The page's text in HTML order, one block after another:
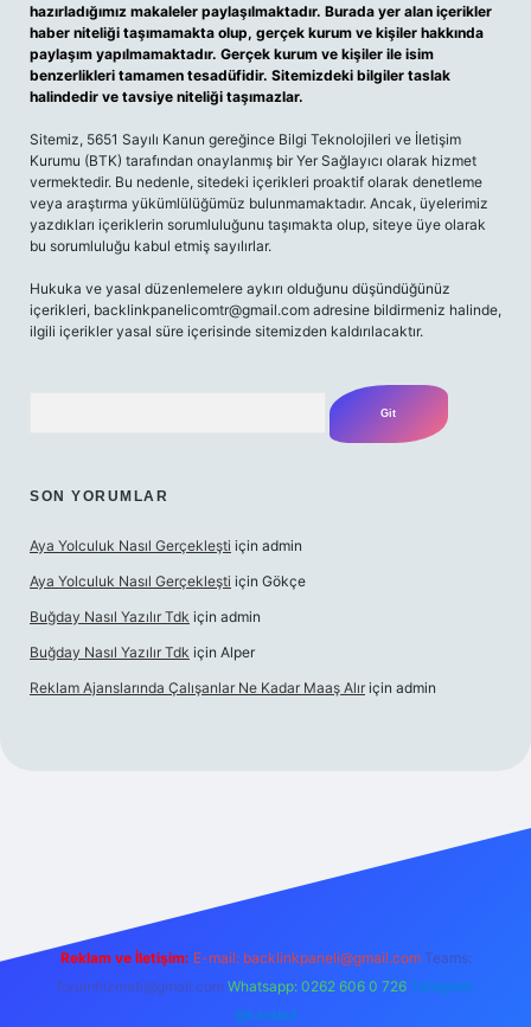
hazırladığımız makaleler paylaşılmaktadır. Burada yer alan içerikler
haber niteliği taşımamakta olup, gerçek kurum ve kişiler hakkında
paylaşım yapılmamaktadır. Gerçek kurum ve kişiler ile isim
benzerlikleri tamamen tesadüfidir. Sitemizdeki bilgiler taslak
halindedir ve tavsiye niteliği taşımazlar.
Sitemiz, 5651 Sayılı Kanun gereğince Bilgi Teknolojileri ve İletişim
Kurumu (BTK) tarafından onaylanmış bir Yer Sağlayıcı olarak hizmet
vermektedir. Bu nedenle, sitedeki içerikleri proaktif olarak denetleme
veya araştırma yükümlülüğümüz bulunmamaktadır. Ancak, üyelerimiz
yazdıkları içeriklerin sorumluluğunu taşımakta olup, siteye üye olarak
bu sorumluluğu kabul etmiş sayılırlar.
Hukuka ve yasal düzenlemelere aykırı olduğunu düşündüğünüz
içerikleri, backlinkpanelicomtr@gmail.com adresine bildirmeniz halinde,
ilgili içerikler yasal süre içerisinde sitemizden kaldırılacaktır.
SON YORUMLAR
Aya Yolculuk Nasıl Gerçekleşti için admin
Aya Yolculuk Nasıl Gerçekleşti için Gökçe
Buğday Nasıl Yazılır Tdk için admin
Buğday Nasıl Yazılır Tdk için Alper
Reklam Ajanslarında Çalışanlar Ne Kadar Maaş Alır için admin
Reklam ve İletişim: E-mail: backlinkpaneli@gmail.com Teams:
forumhizmeti@gmail.com Whatsapp: 0262 606 0 726 Telegram:
@karabul